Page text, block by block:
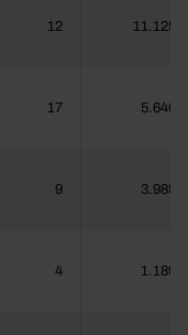
12 11.125
17 5.640
9 3.985
4 1.189